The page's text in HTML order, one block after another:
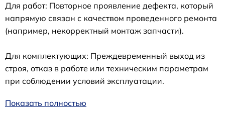
Для работ: Повторное проявление дефекта, который
напрямую связан с качеством проведенного ремонта
(например, некорректный монтаж запчасти).
Для комплектующих: Преждевременный выход из
строя, отказ в работе или техническим параметрам
при соблюдении условий эксплуатации.
Показать полностью